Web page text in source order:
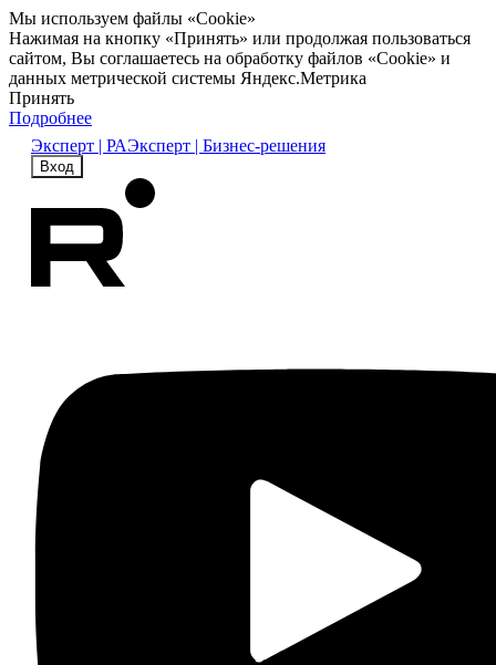
Мы используем файлы «Cookie»
Нажимая на кнопку «Принять» или продолжая пользоваться
сайтом, Вы соглашаетесь на обработку файлов «Cookie» и
данных метрической системы Яндекс.Метрика
Принять
Подробнее
Эксперт | РАЭксперт | Бизнес-решения
Вход